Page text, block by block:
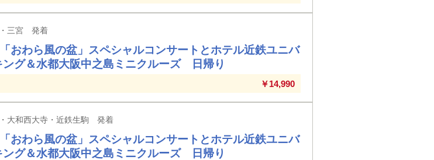
三宮 発着
おわら風の盆」スペシャルコンサートとホテル近鉄ユニバ
ング＆水都大阪中之島ミニクルーズ 日帰り
￥14,990
大和西大寺・近鉄生駒 発着
おわら風の盆」スペシャルコンサートとホテル近鉄ユニバ
ング＆水都大阪中之島ミニクルーズ 日帰り